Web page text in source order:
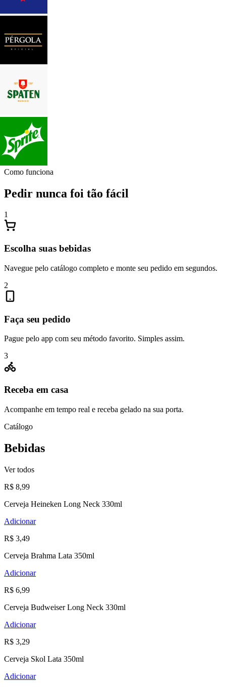
Como funciona
Pedir nunca foi tão fácil
1
Escolha suas bebidas
Navegue pelo catálogo completo e monte seu pedido em segundos.
2
Faça seu pedido
Pague pelo app com seu método favorito. Simples assim.
3
Receba em casa
Acompanhe em tempo real e receba gelado na sua porta.
Catálogo
Bebidas
Ver todos
R$ 8,99
Cerveja Heineken Long Neck 330ml
Adicionar
R$ 3,49
Cerveja Brahma Lata 350ml
Adicionar
R$ 6,99
Cerveja Budweiser Long Neck 330ml
Adicionar
R$ 3,29
Cerveja Skol Lata 350ml
Adicionar